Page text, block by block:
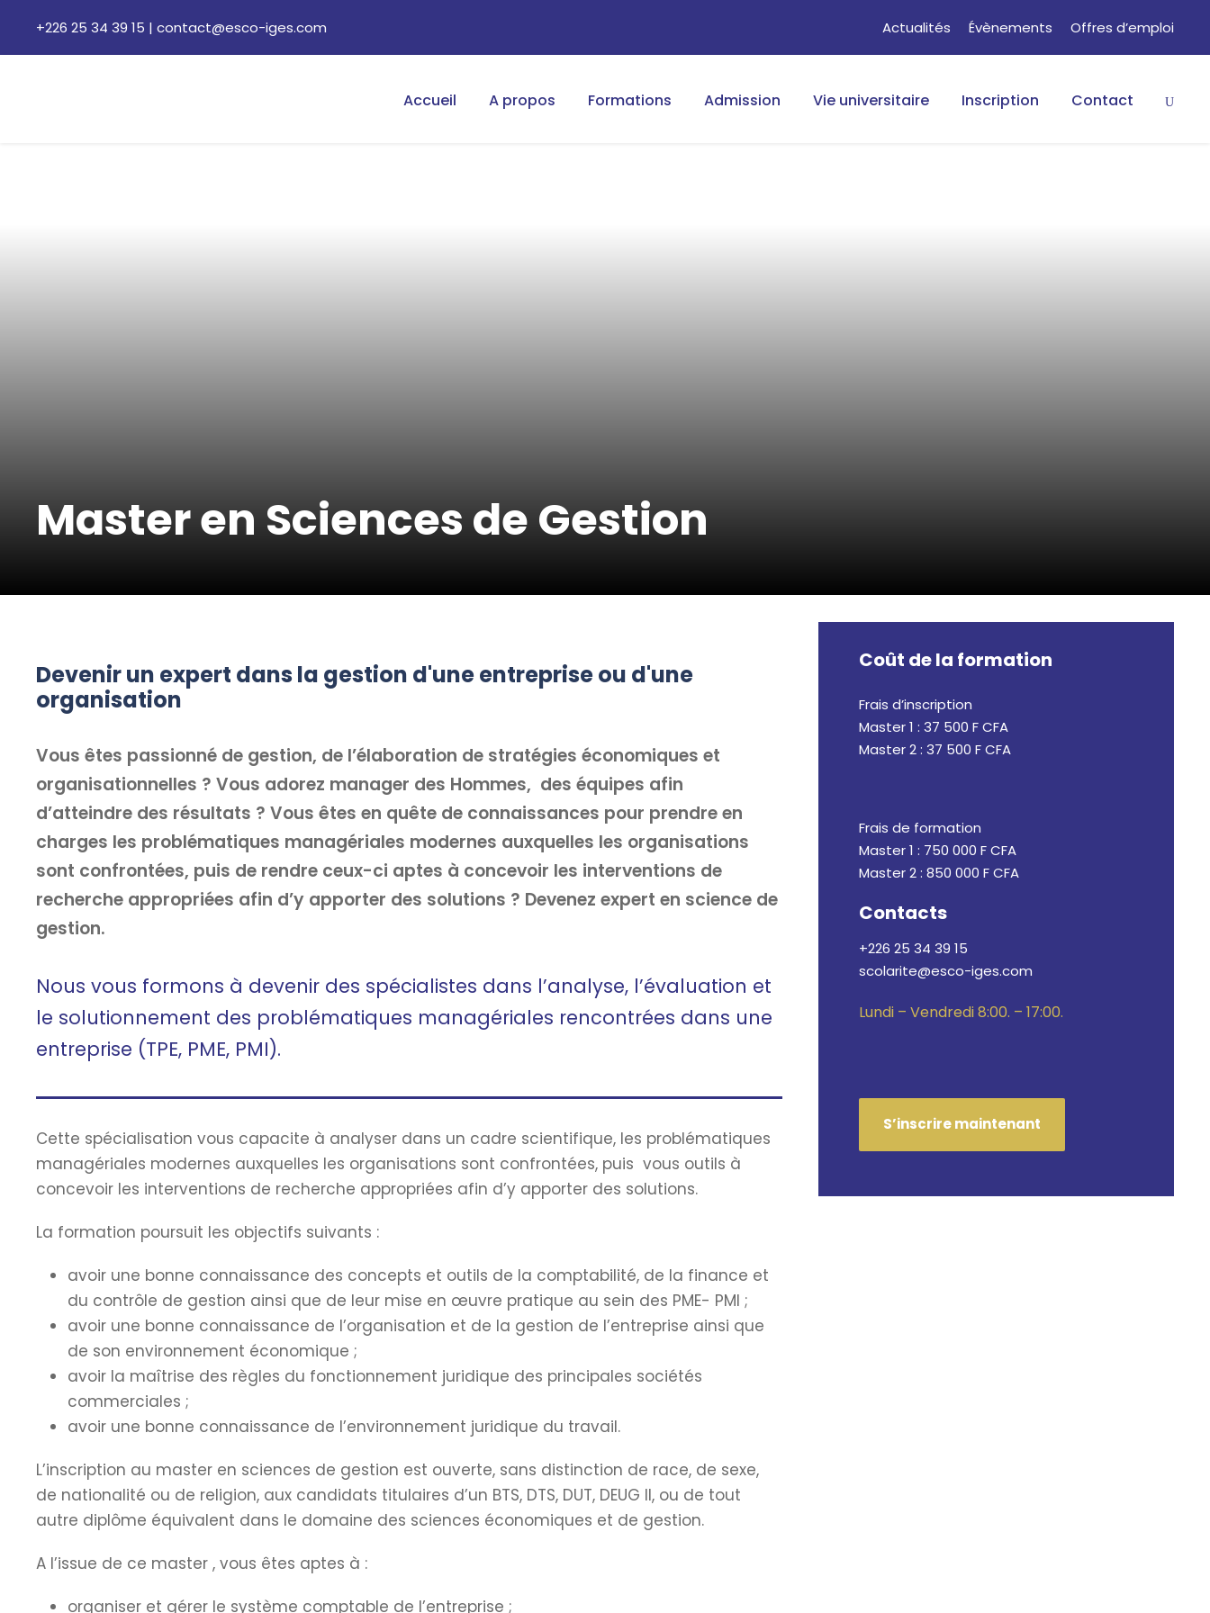
+226 25 34 39 15 | contact@esco-iges.com Actualités Évènements Offres d’emploi
Accueil A propos Formations Admission Vie universitaire Inscription Contact
Master en Sciences de Gestion
Devenir un expert dans la gestion d'une entreprise ou d'une
organisation
Vous êtes passionné de gestion, de l’élaboration de stratégies économiques et
organisationnelles ? Vous adorez manager des Hommes, des équipes afin
d’atteindre des résultats ? Vous êtes en quête de connaissances pour prendre en
charges les problématiques managériales modernes auxquelles les organisations
sont confrontées, puis de rendre ceux-ci aptes à concevoir les interventions de
recherche appropriées afin d’y apporter des solutions ? Devenez expert en science de
gestion.
Nous vous formons à devenir des spécialistes dans l’analyse, l’évaluation et
le solutionnement des problématiques managériales rencontrées dans une
entreprise (TPE, PME, PMI).
Cette spécialisation vous capacite à analyser dans un cadre scientifique, les problématiques
managériales modernes auxquelles les organisations sont confrontées, puis vous outils à
concevoir les interventions de recherche appropriées afin d’y apporter des solutions.
La formation poursuit les objectifs suivants :
avoir une bonne connaissance des concepts et outils de la comptabilité, de la finance et
du contrôle de gestion ainsi que de leur mise en œuvre pratique au sein des PME- PMI ;
avoir une bonne connaissance de l’organisation et de la gestion de l’entreprise ainsi que
de son environnement économique ;
avoir la maîtrise des règles du fonctionnement juridique des principales sociétés
commerciales ;
avoir une bonne connaissance de l’environnement juridique du travail.
L’inscription au master en sciences de gestion est ouverte, sans distinction de race, de sexe,
de nationalité ou de religion, aux candidats titulaires d’un BTS, DTS, DUT, DEUG II, ou de tout
autre diplôme équivalent dans le domaine des sciences économiques et de gestion.
A l’issue de ce master , vous êtes aptes à :
organiser et gérer le système comptable de l’entreprise ;
Coût de la formation
Frais d’inscription
Master 1 : 37 500 F CFA
Master 2 : 37 500 F CFA
Frais de formation
Master 1 : 750 000 F CFA
Master 2 : 850 000 F CFA
Contacts
+226 25 34 39 15
scolarite@esco-iges.com
Lundi – Vendredi 8:00. – 17:00.
S’inscrire maintenant